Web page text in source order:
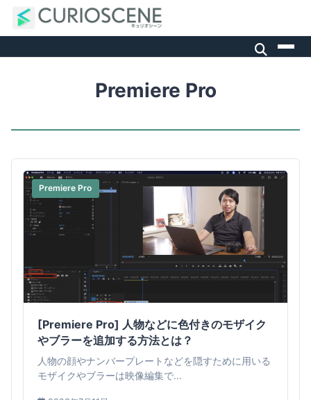
Premiere Pro
Premiere Pro
[Premiere Pro] 人物などに色付きのモザイク
やブラーを追加する方法とは？
人物の顔やナンバープレートなどを隠すために用いる
モザイクやブラーは映像編集で...